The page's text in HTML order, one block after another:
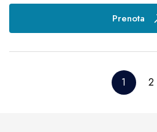
Prenota
1